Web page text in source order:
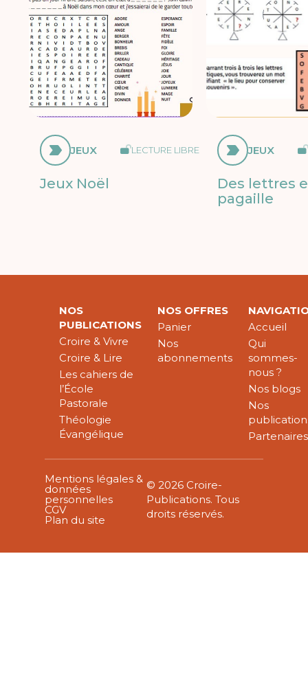
JEUX LECTURE LIBRE
Jeux Noël
JEUX
Des lettres
pagaille
NOS
PUBLICATIONS
Croire & Vivre
Croire & Lire
Les cahiers de
l’École
Pastorale
Théologie
Évangélique
NOS OFFRES
Panier
Nos
abonnements
Accueil
Qui
sommes-
nous ?
Nos blogs
Nos
Partenaires
Mentions légales &
données
personnelles
CGV
Plan du site
© 2026 Croire-
Publications. Tous
droits réservés.